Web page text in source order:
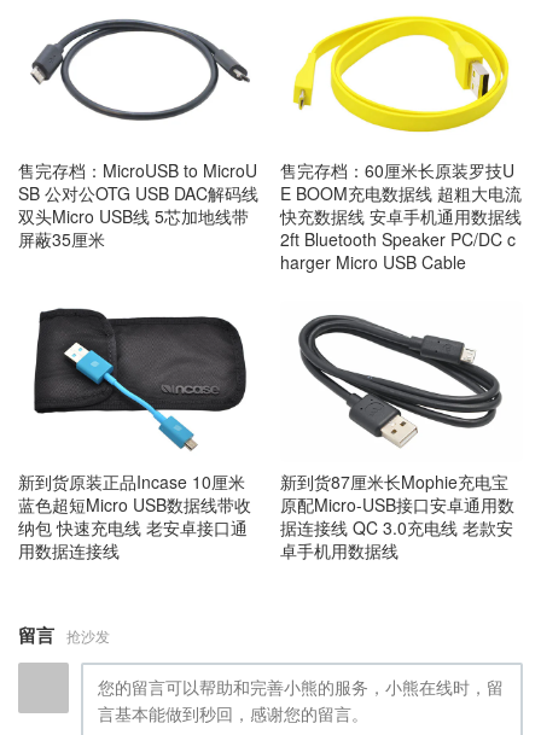
售完存档：MicroUSB to MicroU
SB 公对公OTG USB DAC解码线
双头Micro USB线 5芯加地线带
屏蔽35厘米
售完存档：60厘米长原装罗技U
E BOOM充电数据线 超粗大电流
快充数据线 安卓手机通用数据线
2ft Bluetooth Speaker PC/DC c
harger Micro USB Cable
新到货原装正品Incase 10厘米
蓝色超短Micro USB数据线带收
纳包 快速充电线 老安卓接口通
用数据连接线
新到货87厘米长Mophie充电宝
原配Micro-USB接口安卓通用数
据连接线 QC 3.0充电线 老款安
卓手机用数据线
留言 抢沙发